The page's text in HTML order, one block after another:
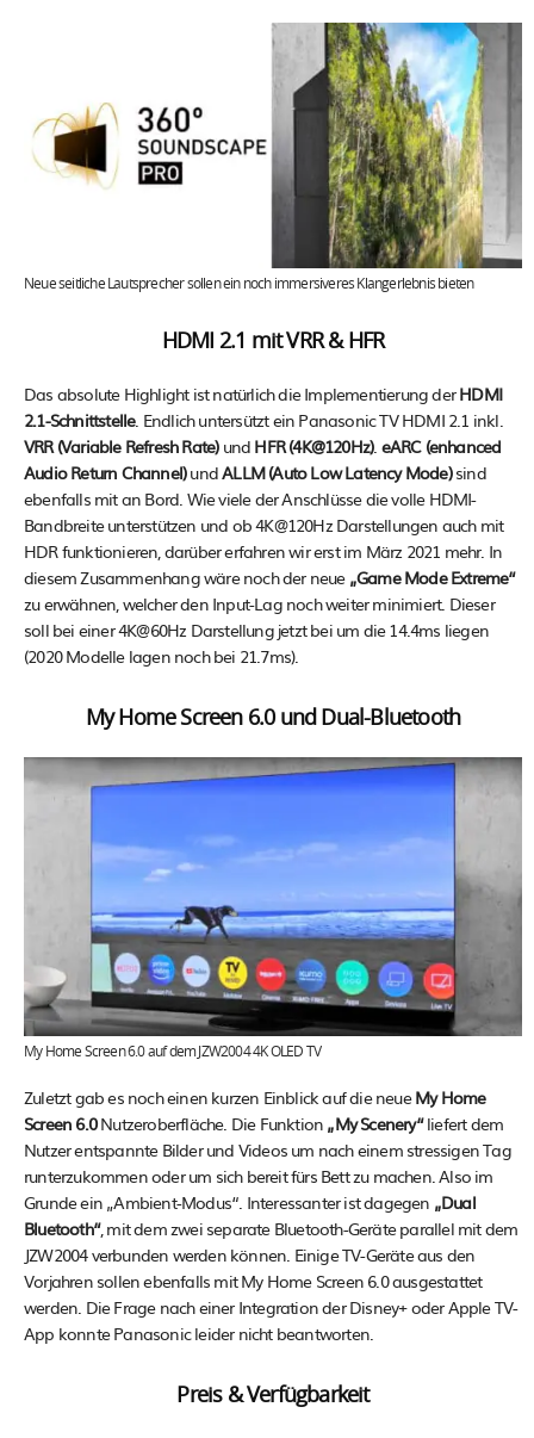
Neue seitliche Lautsprecher sollen ein noch immersiveres Klangerlebnis bieten
HDMI 2.1 mit VRR & HFR
Das absolute Highlight ist natürlich die Implementierung derHDMI
2.1-Schnittstelle. Endlich untersützt ein Panasonic TV HDMI 2.1 inkl.
VRR (Variable Refresh Rate)und HFR (4K@120Hz). eARC (enhanced
Audio Return Channel)undALLM (Auto Low Latency Mode)sind
ebenfalls mit an Bord. Wie viele der Anschlüsse die volle HDMI-
Bandbreite unterstützen und ob 4K@120Hz Darstellungen auch mit
HDR funktionieren, darüber erfahren wir erst im März 2021 mehr. In
diesem Zusammenhang wäre noch der neue „Game Mode Extreme“
zu erwähnen, welcher den Input-Lag noch weiter minimiert. Dieser
soll bei einer 4K@60Hz Darstellung jetzt bei um die 14.4ms liegen
(2020 Modelle lagen noch bei 21.7ms).
My Home Screen 6.0 und Dual-Bluetooth
My Home Screen 6.0 auf dem JZW2004 4K OLED TV
Zuletzt gab es noch einen kurzen Einblick auf die neueMy Home
Screen 6.0Nutzeroberfläche. Die Funktion „My Scenery“liefert dem
Nutzer entspannte Bilder und Videos um nach einem stressigen Tag
runterzukommen oder um sich bereit fürs Bett zu machen. Also im
Grunde ein „Ambient-Modus“. Interessanter ist dagegen „Dual
Bluetooth“, mit dem zwei separate Bluetooth-Geräte parallel mit dem
JZW2004 verbunden werden können. Einige TV-Geräte aus den
Vorjahren sollen ebenfalls mit My Home Screen 6.0 ausgestattet
werden. Die Frage nach einer Integration der Disney+ oder Apple TV-
App konnte Panasonic leider nicht beantworten.
Preis & Verfügbarkeit